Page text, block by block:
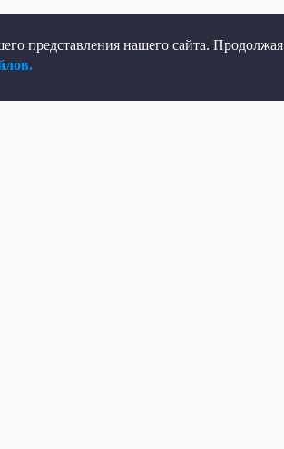
представления нашего сайта. Продолжая